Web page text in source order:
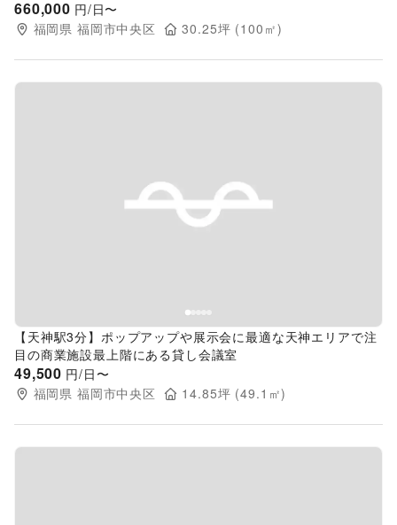
660,000 円/日〜
福岡県 福岡市中央区 30.25坪 (100 ㎡)
Previous slide
【天神駅3分】ポップアップや展示会に最適な天神エリアで注
目の商業施設最上階にある貸し会議室
49,500 円/日〜
福岡県 福岡市中央区 14.85坪 (49.1 ㎡)